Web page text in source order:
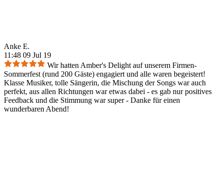
Anke E.
11:48 09 Jul 19
Wir hatten Amber's Delight auf unserem Firmen-
Sommerfest (rund 200 Gäste) engagiert und alle waren begeistert!
Klasse Musiker, tolle Sängerin, die Mischung der Songs war auch
perfekt, aus allen Richtungen war etwas dabei - es gab nur positives
Feedback und die Stimmung war super - Danke für einen
wunderbaren Abend!